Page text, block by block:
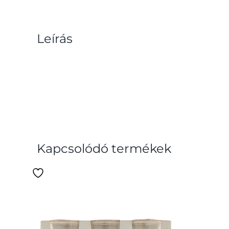
Leírás
Kapcsolódó termékek